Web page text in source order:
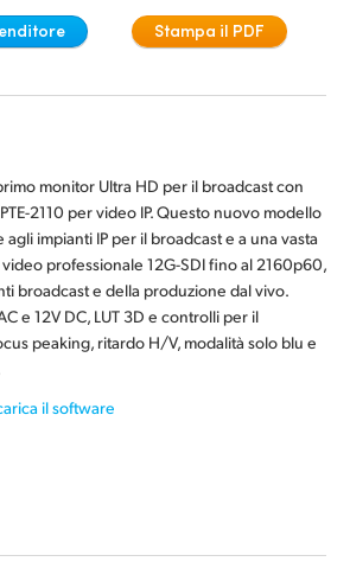
China
Stampa il PDF
monitor Ultra HD per il broadcast con
2110 per video IP. Questo nuovo modello
impianti IP per il broadcast e a una vasta
professionale 12G-SDI fino al 2160p60,
broadcast e della produzione dal vivo.
e 12V DC, LUT 3D e controlli per il
peaking, ritardo H/V, modalità solo blu e
il software